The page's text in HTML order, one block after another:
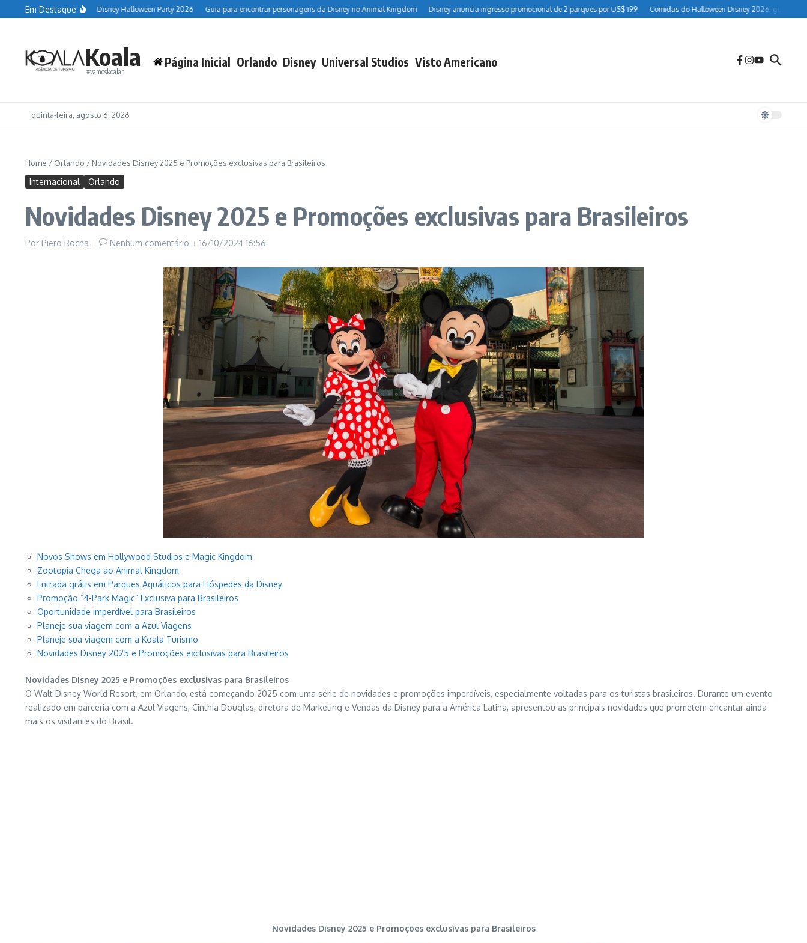
Ir para o conteúdo
Em Destaque
Datas da Disney Halloween Party 2026 Guia para encontrar personagens da Disney no Animal Kingdom Disney anuncia ingresso promocional de 2 parques por US$ 199 Comidas do Halloween Disney 2026: guia completo
Koala
#vamoskoalar
Página Inicial Orlando Disney Universal Studios Visto Americano
quinta-feira, agosto 6, 2026
Home / Orlando / Novidades Disney 2025 e Promoções exclusivas para Brasileiros
Internacional Orlando
Novidades Disney 2025 e Promoções exclusivas para Brasileiros
Por Piero Rocha Nenhum comentário 16/10/2024 16:56
Novos Shows em Hollywood Studios e Magic Kingdom
Zootopia Chega ao Animal Kingdom
Entrada grátis em Parques Aquáticos para Hóspedes da Disney
Promoção “4-Park Magic” Exclusiva para Brasileiros
Oportunidade imperdível para Brasileiros
Planeje sua viagem com a Azul Viagens
Planeje sua viagem com a Koala Turismo
Novidades Disney 2025 e Promoções exclusivas para Brasileiros
Novidades Disney 2025 e Promoções exclusivas para Brasileiros
O Walt Disney World Resort, em Orlando, está começando 2025 com uma série de novidades e promoções imperdíveis, especialmente voltadas para os turistas brasileiros. Durante um evento
realizado em parceria com a Azul Viagens, Cinthia Douglas, diretora de Marketing e Vendas da Disney para a América Latina, apresentou as principais novidades que prometem encantar ainda
mais os visitantes do Brasil.
Novidades Disney 2025 e Promoções exclusivas para Brasileiros